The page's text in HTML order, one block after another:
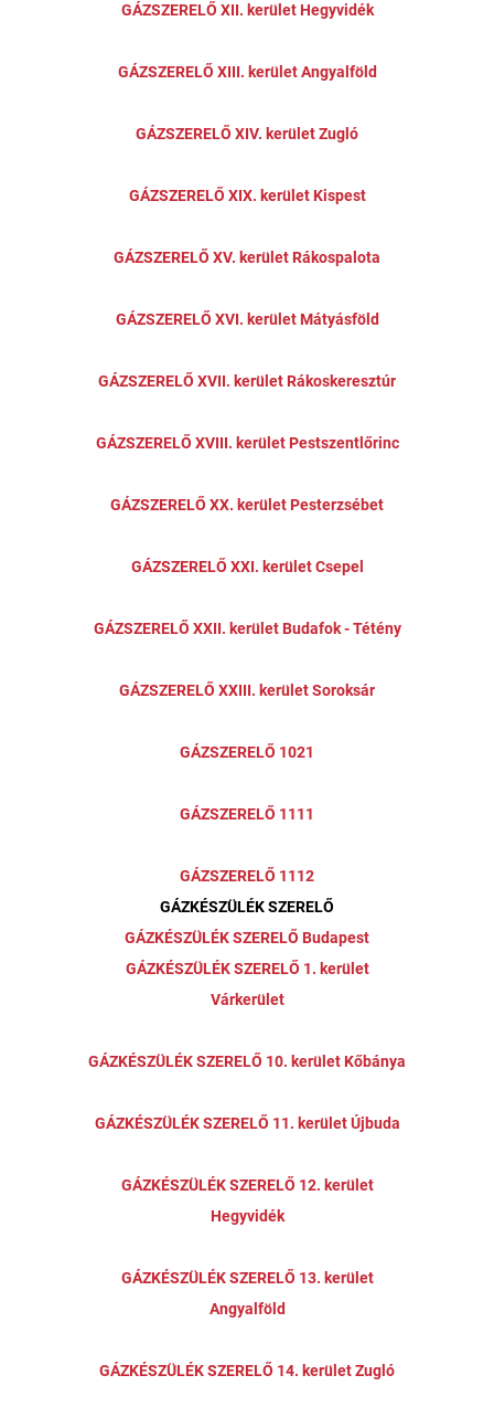
GÁZSZERELŐ XII. kerület Hegyvidék
GÁZSZERELŐ XIII. kerület Angyalföld
GÁZSZERELŐ XIV. kerület Zugló
GÁZSZERELŐ XIX. kerület Kispest
GÁZSZERELŐ XV. kerület Rákospalota
GÁZSZERELŐ XVI. kerület Mátyásföld
GÁZSZERELŐ XVII. kerület Rákoskeresztúr
GÁZSZERELŐ XVIII. kerület Pestszentlőrinc
GÁZSZERELŐ XX. kerület Pesterzsébet
GÁZSZERELŐ XXI. kerület Csepel
GÁZSZERELŐ XXII. kerület Budafok - Tétény
GÁZSZERELŐ XXIII. kerület Soroksár
GÁZSZERELŐ 1021
GÁZSZERELŐ 1111
GÁZSZERELŐ 1112
GÁZKÉSZÜLÉK SZERELŐ
GÁZKÉSZÜLÉK SZERELŐ Budapest
GÁZKÉSZÜLÉK SZERELŐ 1. kerület
Várkerület
GÁZKÉSZÜLÉK SZERELŐ 10. kerület Kőbánya
GÁZKÉSZÜLÉK SZERELŐ 11. kerület Újbuda
GÁZKÉSZÜLÉK SZERELŐ 12. kerület
Hegyvidék
GÁZKÉSZÜLÉK SZERELŐ 13. kerület
Angyalföld
GÁZKÉSZÜLÉK SZERELŐ 14. kerület Zugló